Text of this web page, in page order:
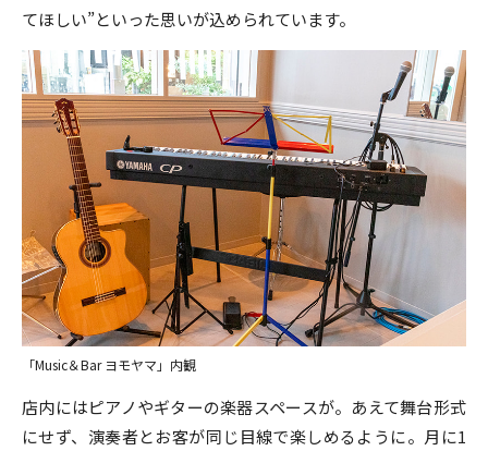
てほしい”といった思いが込められています。
「Music＆Bar ヨモヤマ」内観
店内にはピアノやギターの楽器スペースが。あえて舞台形式
にせず、演奏者とお客が同じ目線で楽しめるように。月に1